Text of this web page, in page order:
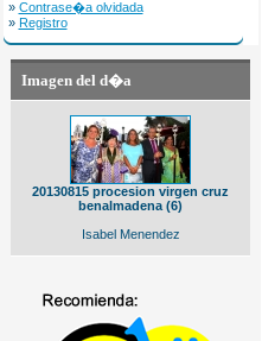
» Contrase�a olvidada
» Registro
Imagen del d�a
20130815 procesion virgen cruz
benalmadena (6)
Isabel Menendez